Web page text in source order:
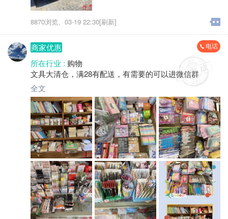
8870浏览、 03-19 22:30[刷新]
商家优惠 电话
所在行业 : 购物
文具大清仓，满28有配送，有需要的可以进微信群
全文